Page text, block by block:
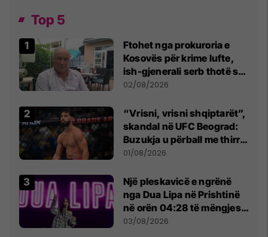
Top 5
Ftohet nga prokuroria e
Kosovës për krime lufte,
ish-gjenerali serb thotë se
dikush e tradhtoi në
02/08/2026
“Vrisni, vrisni shqiptarët”,
skandal në UFC Beograd:
Buzukja u përball me thirrje
anti-shqiptare nga
01/08/2026
Një pleskavicë e ngrënë
nga Dua Lipa në Prishtinë
në orën 04:28 të mëngjesit
- dhe bota digjitale serbe
03/08/2026